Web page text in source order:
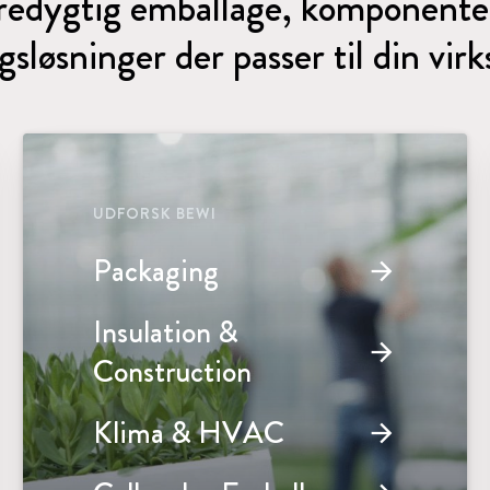
der passer til din
UDFORSK BEWI
Packaging arrow_forward
Insulation &
Construction
arrow_forward
Klima & HVAC arrow_forward